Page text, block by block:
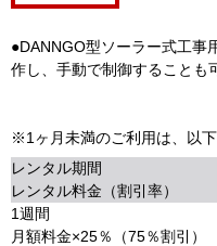
●DANNGO型ソーラー式工事
作し、手動で制御することも
※1ヶ月未満のご利用は、以下
レンタル期間
レンタル料金（割引率）
1週間
月額料金×25％（75％割引）